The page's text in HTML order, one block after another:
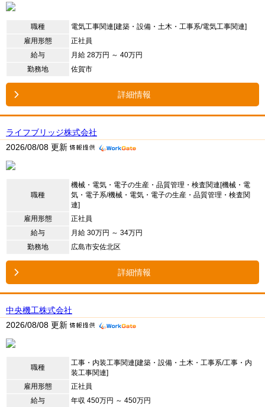
職種
電気工事関連[建築・設備・土木・工事系/電気工事関連]
雇用形態
正社員
給与
月給 28万円 ～ 40万円
勤務地
佐賀市
詳細情報
ライフブリッジ株式会社
2026/08/08 更新
職種
機械・電気・電子の生産・品質管理・検査関連[機械・電
気・電子系/機械・電気・電子の生産・品質管理・検査関
連]
雇用形態
正社員
給与
月給 30万円 ～ 34万円
勤務地
広島市安佐北区
詳細情報
中央機工株式会社
2026/08/08 更新
職種
工事・内装工事関連[建築・設備・土木・工事系/工事・内
装工事関連]
雇用形態
正社員
給与
年収 450万円 ～ 450万円